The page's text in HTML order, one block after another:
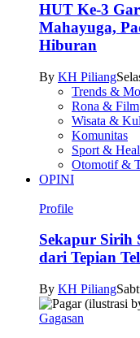
HUT Ke-3
Mahayuga,
Hiburan
By KH Piliang
Trends &
Rona & Film
Wisata &
Komunitas
Sport &
Otomotif &
OPINI
Profile
Sekapur Sirih
dari Tepian
By KH Piliang
Gagasan